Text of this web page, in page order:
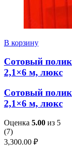
В корзину
Сотовый
2,1×6 м, люкс
Сотовый
2,1×6 м, люкс
Оценка 5.00 из 5
(7)
3,300.00 ₽